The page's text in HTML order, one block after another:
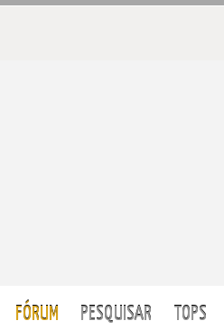
FÓRUM PESQUISAR TOPS